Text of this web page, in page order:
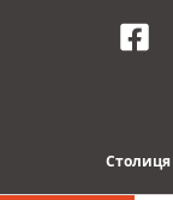
Столиця